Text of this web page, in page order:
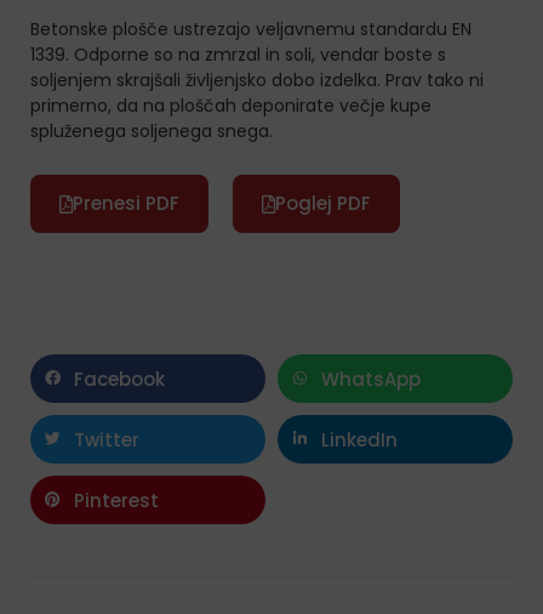
Betonske plošče ustrezajo veljavnemu standardu EN
1339. Odporne so na zmrzal in soli, vendar boste s
soljenjem skrajšali življenjsko dobo izdelka. Prav tako ni
primerno, da na ploščah deponirate večje kupe
spluženega soljenega snega.
Prenesi PDF Poglej PDF
Facebook WhatsApp
Twitter LinkedIn
Pinterest